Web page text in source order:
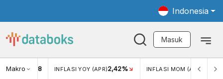
Indonesia
Masuk
Makro
USD/IDR 18 INFLASI YOY (APR)2,42% INFLASI MOM (APR) 0,13%